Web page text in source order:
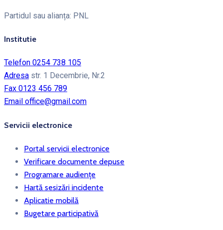
Partidul sau alianța: PNL
Institutie
Telefon 0254 738 105
Adresa str. 1 Decembrie, Nr.2
Fax 0123 456 789
Email office@gmail.com
Servicii electronice
Portal servicii electronice
Verificare documente depuse
Programare audiențe
Hartă sesizări incidente
Aplicatie mobilă
Bugetare participativă